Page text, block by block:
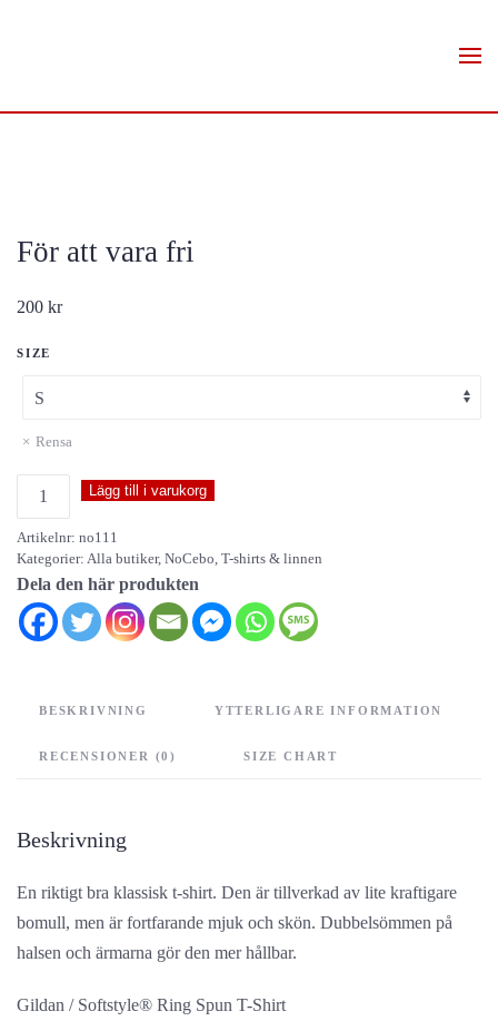
För att vara fri
200 kr
SIZE
Rensa
att
vara
fri
mängd
Lägg till i varukorg
Artikelnr: no111
Kategorier: Alla butiker, NoCebo, T-shirts & linnen
Dela den här produkten
BESKRIVNING YTTERLIGARE INFORMATION
RECENSIONER (0) SIZE CHART
Beskrivning
En riktigt bra klassisk t-shirt. Den är tillverkad av lite kraftigare
bomull, men är fortfarande mjuk och skön. Dubbelsömmen på
halsen och ärmarna gör den mer hållbar.
Gildan / Softstyle® Ring Spun T-Shirt